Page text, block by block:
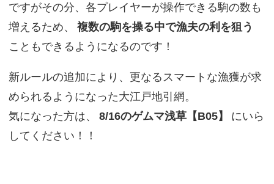
ですがその分、各プレイヤーが操作できる駒の数も
増えるため、
複数の駒を操る中で漁夫の利を狙う
こともできるようになるのです！
新ルールの追加により、更なるスマートな漁獲が求
められるようになった大江戸地引網。
気になった方は、
8/16のゲムマ浅草【B05】
にいら
してください！！